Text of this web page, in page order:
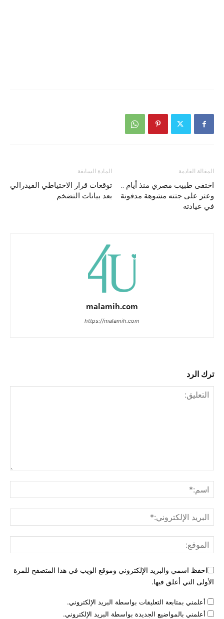
المادة السابقة
توقعات قرار الاحتياطي الفيدرالي
بعد بيانات التضخم
المقالة القادمة
اختفى طبيب مصري منذ أيام ..
وعثر على جثته مشوهة مدفونة
في عيادته
malamih.com
https://malamih.com
ترك الرد
احفظ اسمي والبريد الإلكتروني وموقع الويب في هذا المتصفح للمرة
الأولى التي أعلق فيها.
أعلمني بمتابعة التعليقات بواسطة البريد الإلكتروني.
أعلمني بالمواضيع الجديدة بواسطة البريد الإلكتروني.